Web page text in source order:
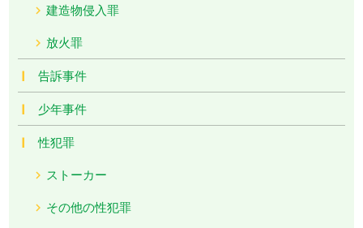
建造物侵入罪
放火罪
告訴事件
少年事件
性犯罪
ストーカー
その他の性犯罪